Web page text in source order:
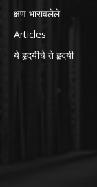
क्षण भारावलेले
Articles
ये हृदयीचे ते हृदयी